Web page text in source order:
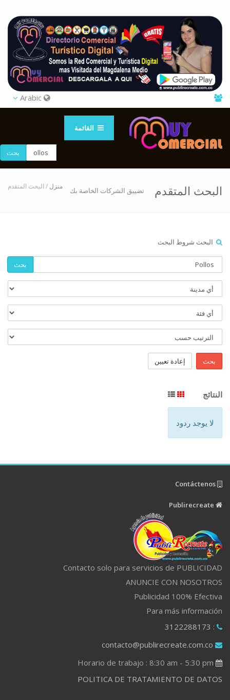
القائمة
بحث
البحث المتقدم تضييق الشركات الخاصة بك منزل / البحث المتقدم
البحث شروط البحث
بحث
بحث إعادة تعيين
النتائج
لا يوجد ردود
Contacto solo para servicios de PUBLICIDAD
ANUNCIE CON NOSOTROS
Publicidad 100% Efectiva
Para más información
: 3122288173
contacto@publirecreate.com.co
POLITICA DE TRATAMIENTO DE DATOS